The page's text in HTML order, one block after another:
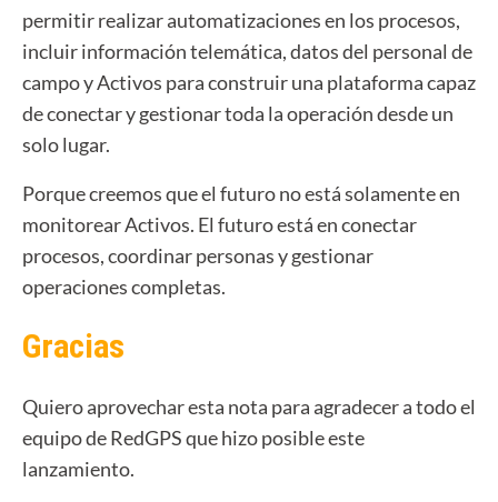
permitir realizar automatizaciones en los procesos,
incluir información telemática, datos del personal de
campo y Activos para construir una plataforma capaz
de conectar y gestionar toda la operación desde un
solo lugar.
Porque creemos que el futuro no está solamente en
monitorear Activos. El futuro está en conectar
procesos, coordinar personas y gestionar
operaciones completas.
Gracias
Quiero aprovechar esta nota para agradecer a todo el
equipo de RedGPS que hizo posible este
lanzamiento.